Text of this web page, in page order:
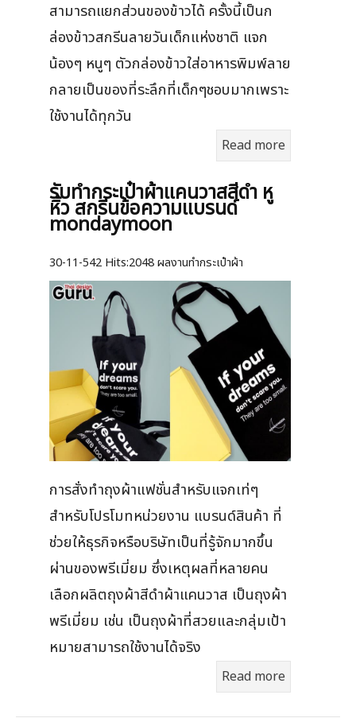
สามารถแยกส่วนของข้าวได้ ครั้งนี้เป็นก
ล่องข้าวสกรีนลายวันเด็กแห่งชาติ แจก
น้องๆ หนูๆ ตัวกล่องข้าวใส่อาหารพิมพ์ลาย
กลายเป็นของที่ระลึกที่เด็กๆชอบมากเพราะ
ใช้งานได้ทุกวัน
Read more
รับทำกระเป๋าผ้าแคนวาสสีดำ หู
หิ้ว สกรีนข้อความแบรนด์
mondaymoon
30-11-542 Hits:2048 ผลงานทำกระเป๋าผ้า
การสั่งทำถุงผ้าแฟชั่นสำหรับแจกเท่ๆ
สำหรับโปรโมทหน่วยงาน แบรนด์สินค้า ที่
ช่วยให้ธุรกิจหรือบริษัทเป็นที่รู้จักมากขึ้น
ผ่านของพรีเมี่ยม ซึ่งเหตุผลที่หลายคน
เลือกผลิตถุงผ้าสีดำผ้าแคนวาส เป็นถุงผ้า
พรีเมี่ยม เช่น เป็นถุงผ้าที่สวยและกลุ่มเป้า
หมายสามารถใช้งานได้จริง
Read more